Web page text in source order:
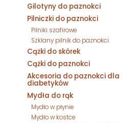
Gilotyny do paznokci
Pilniczki do paznokci
Pilniki szafirowe
Szklany pilnik do paznokci
Cążki do skórek
Cążki do paznokci
Akcesoria do paznokci dla
diabetyków
Mydła do rąk
Mydło w płynie
Mydło w kostce